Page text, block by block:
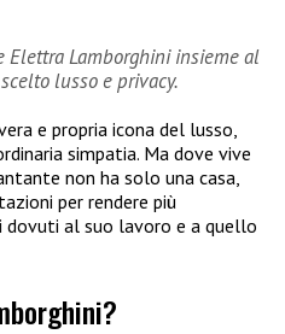
Elettra Lamborghini insieme al
lusso e privacy.
e propria icona del lusso,
simpatia. Ma dove vive
non ha solo una casa,
per rendere più
al suo lavoro e a quello